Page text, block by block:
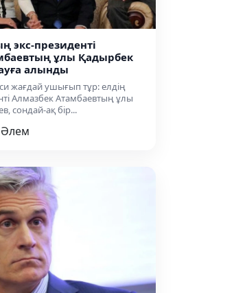
экс-президенті
ұлы Қадырбек
алынды
жағдай ушығып тұр: елдің
Алмазбек Атамбаевтың ұлы
сондай-ақ бір...
Әлем